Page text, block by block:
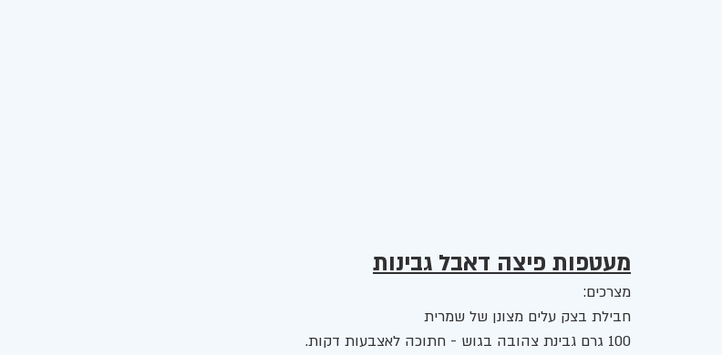
מעטפות פיצה דאבל גבינות
מצרכים:
חבילת בצק עלים מצונן של שמרית
100 גרם גבינת צהובה בגוש - חתוכה לאצבעות דקות.